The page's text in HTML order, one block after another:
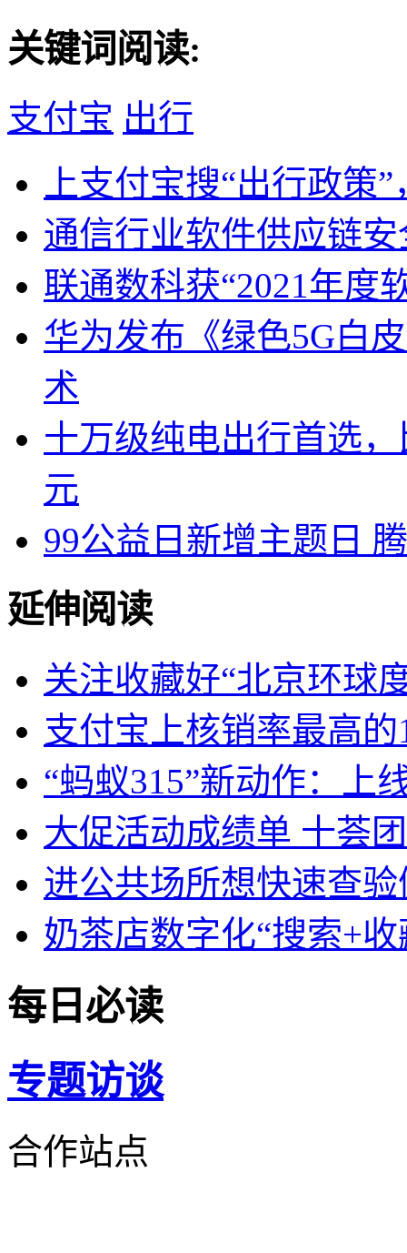
关键词阅读:
支付宝 出行
上支付宝搜“出行政策
通信行业软件供应链
联通数科获“2021年度
华为发布《绿色5G白
术
十万级纯电出行首选
元
99公益日新增主题日
延伸阅读
关注收藏好“北京环球
支付宝上核销率最高的
“蚂蚁315”新动作：上
大促活动成绩单 十荟
进公共场所想快速查验
奶茶店数字化“搜索+收
每日必读
专题访谈
合作站点